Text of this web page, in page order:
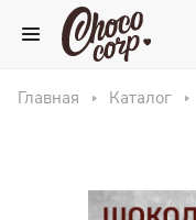
Главная Каталог